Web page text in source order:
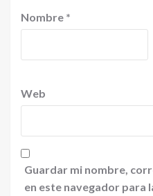
Nombre *
Web
Guardar mi nombre,
en este navegador para